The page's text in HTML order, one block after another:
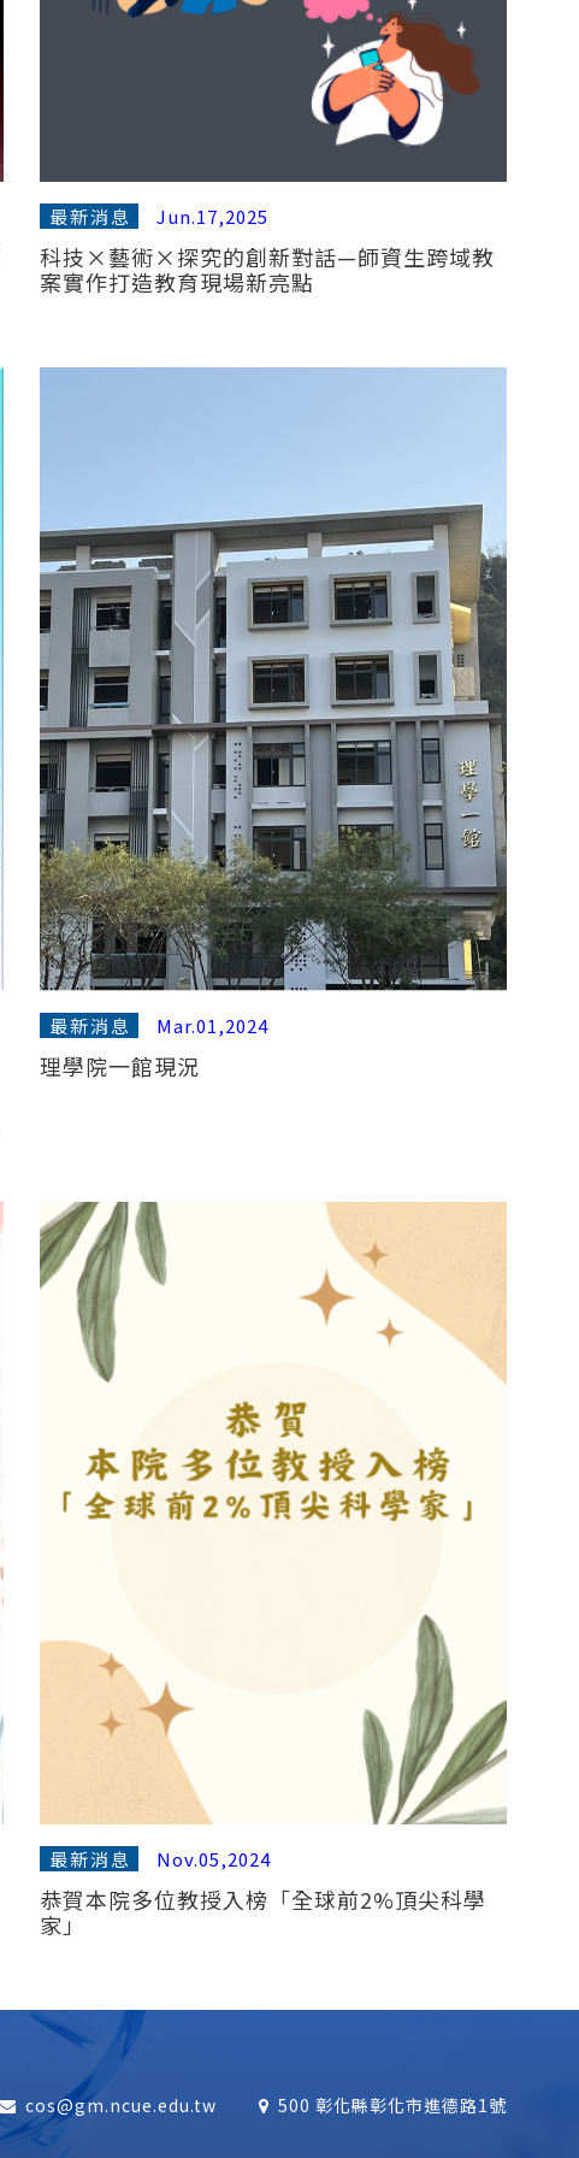
最新消息 Jun.17,2025
科技×藝術×探究的創新對話—師資生跨域教
案實作打造教育現場新亮點
最新消息 Mar.01,2024
理學院一館現況
最新消息 Nov.05,2024
恭賀本院多位教授入榜「全球前2%頂尖科學
家」
cos@gm.ncue.edu.tw 500 彰化縣彰化市進德路1號